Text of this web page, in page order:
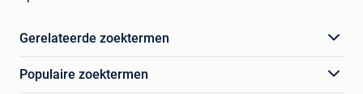
Gerelateerde zoektermen
Populaire zoektermen